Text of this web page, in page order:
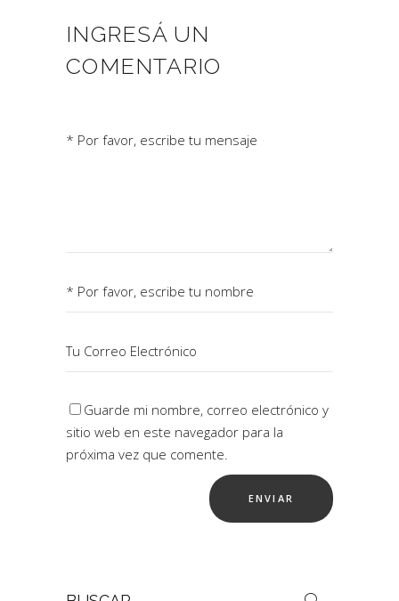
INGRESÁ UN
COMENTARIO
Guarde mi nombre, correo electrónico y
sitio web en este navegador para la
próxima vez que comente.